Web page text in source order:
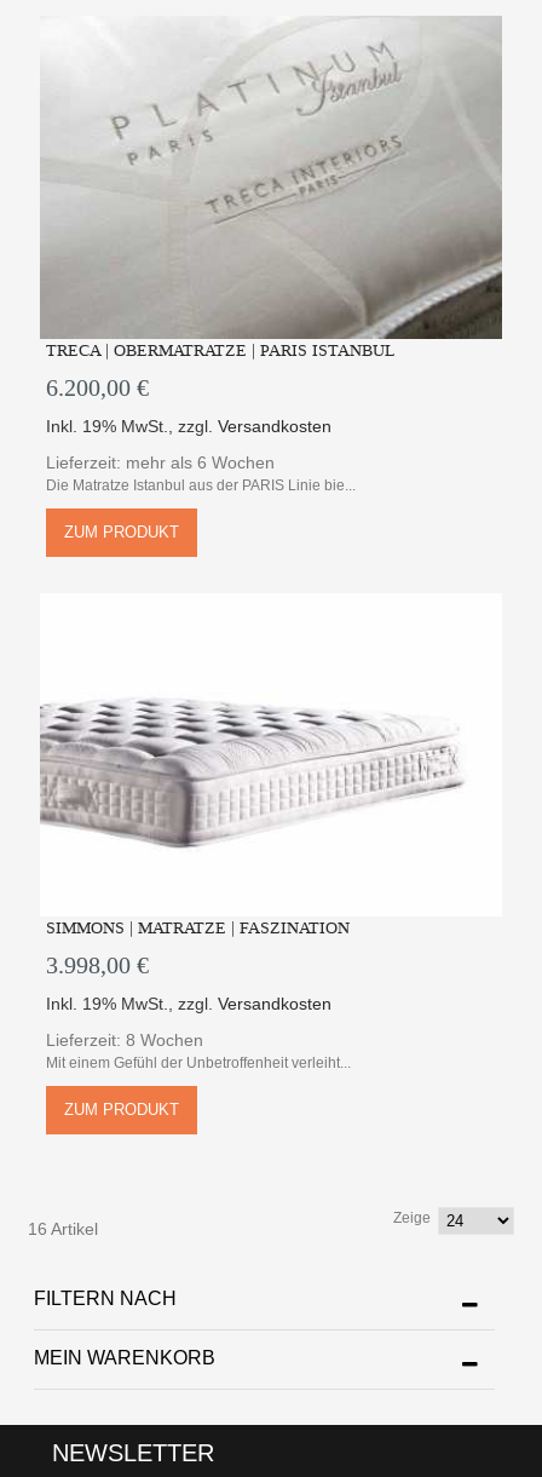
TRECA | OBERMATRATZE | PARIS ISTANBUL
6.200,00 €
Inkl. 19% MwSt. ,zzgl.Versandkosten
Lieferzeit: mehr als 6 Wochen
Die Matratze Istanbul aus der PARIS Linie bie...
ZUM PRODUKT
SIMMONS | MATRATZE | FASZINATION
3.998,00 €
Inkl. 19% MwSt. ,zzgl.Versandkosten
Lieferzeit: 8 Wochen
Mit einem Gefühl der Unbetroffenheit verleiht...
ZUM PRODUKT
16 Artikel
Zeige
FILTERN NACH
MEIN WARENKORB
NEWSLETTER